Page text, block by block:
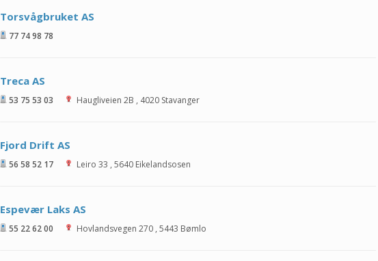
Torsvågbruket AS
77 74 98 78
Treca AS
53 75 53 03 Haugliveien 2B , 4020 Stavanger
Fjord Drift AS
56 58 52 17 Leiro 33 , 5640 Eikelandsosen
Espevær Laks AS
55 22 62 00 Hovlandsvegen 270 , 5443 Bømlo